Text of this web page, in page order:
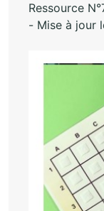
Ressource
- Mise à jour